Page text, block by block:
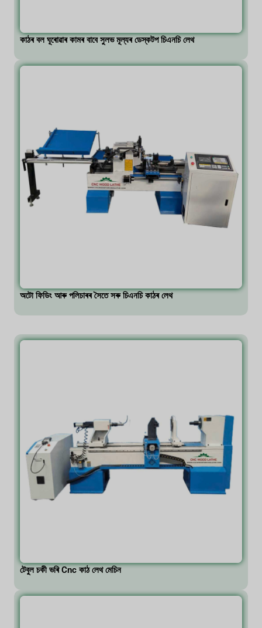
কাঠৰ বল ঘূৰোৱাৰ কামৰ বাবে সুলভ মূল্যৰ ডেস্কটপ চিএনচি লেথ
অটো ফিডিং আৰু পলিচাৰৰ সৈতে সৰু চিএনচি কাঠৰ লেথ
টেবুল চকী ভৰি Cnc কাঠ লেথ মেচিন